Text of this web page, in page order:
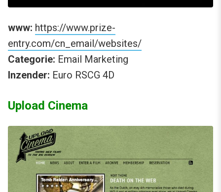
www: https://www.prize-
entry.com/cn_email/websites/
Categorie: Email Marketing
Inzender: Euro RSCG 4D
Upload Cinema